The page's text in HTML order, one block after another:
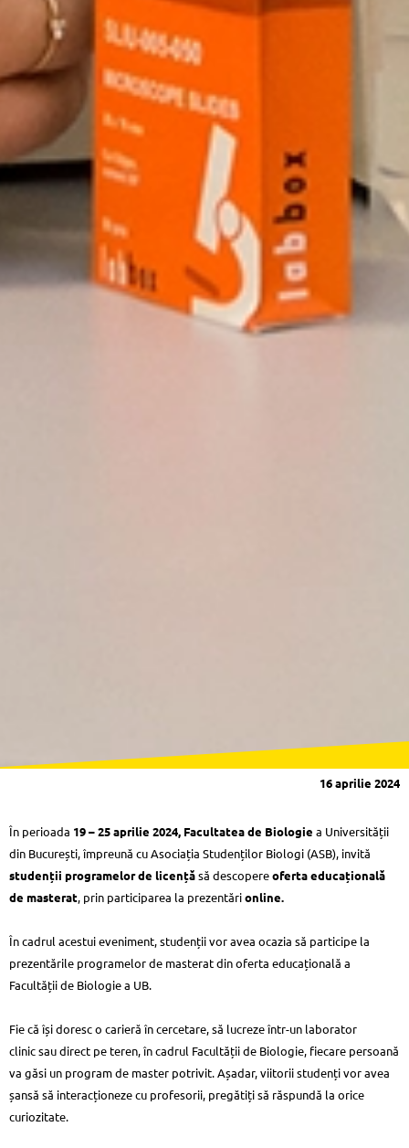
16 aprilie 2024
În perioada 19 – 25 aprilie 2024, Facultatea de Biologie a Universității
din București, împreună cu Asociația Studenților Biologi (ASB), invită
studenții programelor de licențăsă descopereoferta educațională
de masterat, prin participarea la prezentărionline.
În cadrul acestui eveniment, studenții vor avea ocazia să participe la
prezentările programelor de masterat din oferta educațională a
Facultății de Biologie a UB.
Fie că își doresc o carieră în cercetare, să lucreze într-un laborator
clinic sau direct pe teren, în cadrul Facultății de Biologie, fiecare persoană
va găsi un program de master potrivit. Așadar, viitorii studenți vor avea
șansă să interacționeze cu profesorii, pregătiți să răspundă la orice
curiozitate.